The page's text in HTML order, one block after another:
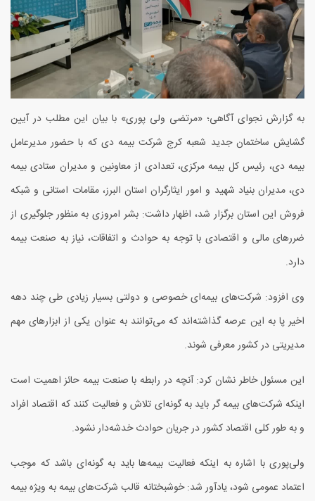
به گزارش نجوای آگاهی؛ «مرتضی ولی پوری» با بیان این مطلب در آیین
گشایش ساختمان جدید شعبه کرج شرکت بیمه دی که با حضور مدیرعامل
بیمه دی، رئیس کل بیمه مرکزی، تعدادی از معاونین و مدیران ستادی بیمه
دی، مدیران بنیاد شهید و امور ایثارگران استان البرز، مقامات استانی و شبکه
فروش این استان برگزار شد، اظهار داشت: بشر امروزی به منظور جلوگیری از
ضررهای مالی و اقتصادی با توجه به حوادث و اتفاقات، نیاز به صنعت بیمه
دارد.
وی افزود: شرکت‌های بیمه‌ای خصوصی و دولتی بسیار زیادی طی چند دهه
اخیر پا به این عرصه گذاشته‌اند که می‌توانند به عنوان یکی از ابزارهای مهم
مدیریتی در کشور معرفی شوند.
این مسئول خاطر نشان کرد: آنچه در رابطه با صنعت بیمه حائز اهمیت است
اینکه شرکت‌های بیمه گر باید به گونه‌ای تلاش و فعالیت کنند که اقتصاد افراد
و به طور کلی اقتصاد کشور در جریان حوادث خدشه‌دار نشود.
ولی‌پوری با اشاره به اینکه فعاليت بيمه‌ها باید به گونه‌ای باشد که موجب
اعتماد عمومی شود، یادآور شد: خوشبختانه قالب شركت‌های بيمه به ويژه بيمه